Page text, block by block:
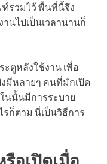
รวมไว้ พื้นที่นี้จึง
านไปเป็นเวลานานก็
ตูหลังใช้งาน เพื่อ
มีหลายๆ คนที่มักเปิด
นนั้นมีการระบาย
ก็ตาม นี่เป็นวิธีการ